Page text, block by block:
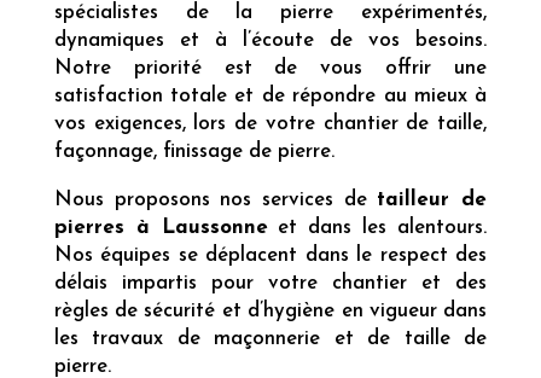
spécialistes de la pierre expérimentés,
dynamiques et à l’écoute de vos besoins.
Notre priorité est de vous offrir une
satisfaction totale et de répondre au mieux à
vos exigences, lors de votre chantier de taille,
façonnage, finissage de pierre.
Nous proposons nos services de tailleur de
pierres à Laussonneet dans les alentours.
Nos équipes se déplacent dans le respect des
délais impartis pour votre chantier et des
règles de sécurité et d’hygiène en vigueur dans
les travaux de maçonnerie et de taille de
pierre.